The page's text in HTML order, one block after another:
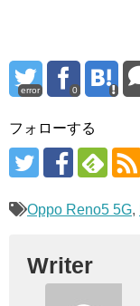
error 0
フォローする
Oppo Reno5 5G,
Writer